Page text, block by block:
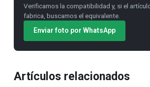
Verificamos la compatibilidad y, si el
fabrica, buscamos el equivalente.
Enviar foto por WhatsApp
Artículos relacionados